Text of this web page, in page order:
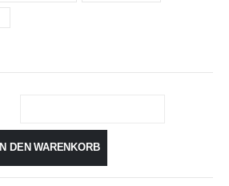
IN DEN WARENKORB